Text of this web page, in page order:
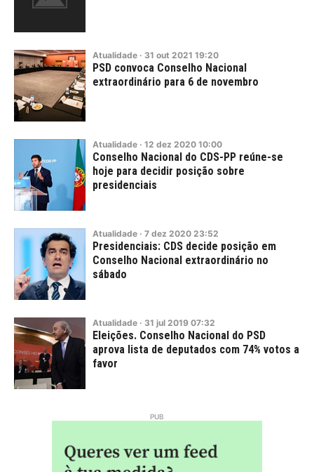
Atualidade · 31 out 2021 19:20
PSD convoca Conselho Nacional
extraordinário para 6 de novembro
Atualidade · 12 dez 2020 10:00
Conselho Nacional do CDS-PP reúne-se
hoje para decidir posição sobre
presidenciais
Atualidade · 7 dez 2020 23:52
Presidenciais: CDS decide posição em
Conselho Nacional extraordinário no
sábado
Atualidade · 31 jul 2019 07:32
Eleições. Conselho Nacional do PSD
aprova lista de deputados com 74% votos a
favor